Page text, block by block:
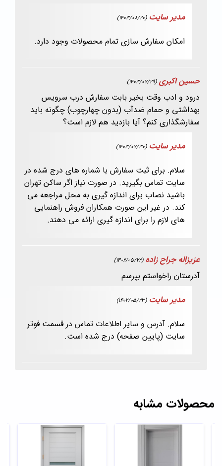
مدیر سایت (1403/08/20)
امکان سفارش سازی تمام محصولات وجود دارد.
حسین اکبری (1403/07/29)
درود و ادب وقت بخیر بابت سفارش درب سرویس
بهداشتی و حمام ضدآب (بدون چهارچوب) چگونه باید
سفارشگذاری کنم؟ آیا بازدید هم لازم است؟
مدیر سایت (1403/07/30)
سلام. برای ثبت سفارش با شماره های درج شده در
سایت تماس بگیرید. در صورت نیاز اگر ساکن تهران
باشید نصاب برای اندازه گیری به محل مراجعه می
کند. در غیر این صورت همکاران فروش راهنمایی
های لازم را برای اندازه گیری ارائه می دهند.
عزیزاله جراح زاده (1402/05/22)
آدرستان راخواستم بپرسم
مدیر سایت (1402/05/23)
سلام. آدرس و سایر اطلاعات تماس در قسمت فوتر
سایت (پایین صفحه) درج شده است.
محصولات مشابه